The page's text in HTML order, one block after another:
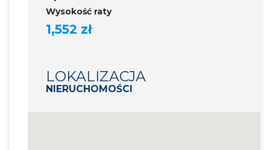
Wysokość raty
1,552 zł
LOKALIZACJA
NIERUCHOMOŚCI